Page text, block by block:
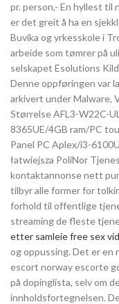
pr. person,- En hyllest
er det greit å ha en
Buvika og yrkesskole i
arbeide som tømrer på
selskapet Esolutions
Denne oppføringen var
arkivert under Malware,
Størrelse AFL3-W22C-
8365UE/4GB ram/PC
Panel PC Aplex/i3-
łatwiejsza PoliNor
kontaktannonse nett
tilbyr alle former for
forhold til offentlige
streaming de fleste
etter samleie free sex
og oppussing. Det er en
escort norway escorte
på dopinglista, selv om
innholdsfortegnelsen.